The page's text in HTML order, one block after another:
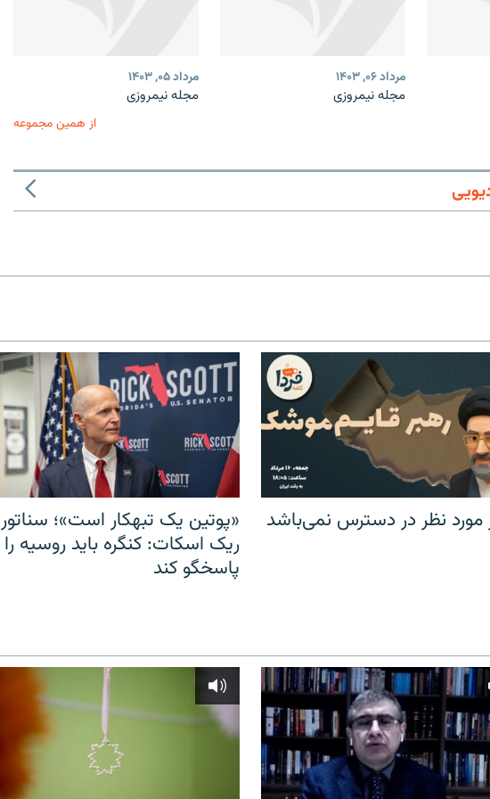
مرداد ۰۶, ۱۴۰۳
مجله نیمروزی
مرداد ۰۵, ۱۴۰۳
مجله نیمروزی
از همین مجموعه
مورد نظر در دسترس نمی‌باشد
«پوتین یک تبهکار است»؛ سناتور
ریک اسکات: کنگره باید روسیه را
پاسخگو کند